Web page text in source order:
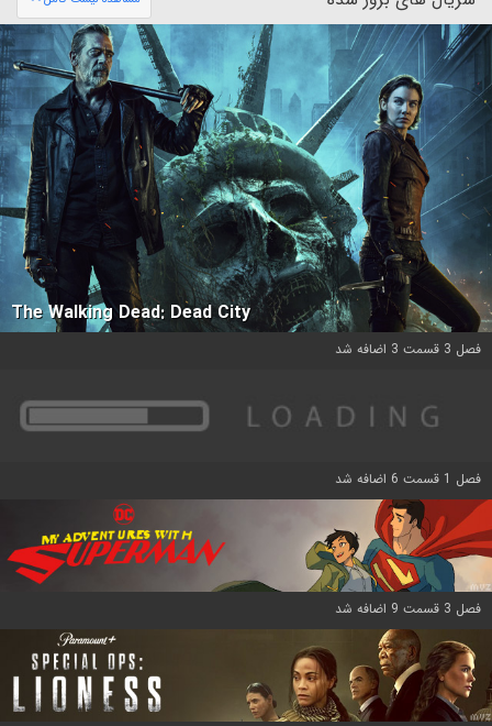
The Walking Dead: Dead City
فصل 3 قسمت 3 اضافه شد
فصل 1 قسمت 6 اضافه شد
فصل 3 قسمت 9 اضافه شد